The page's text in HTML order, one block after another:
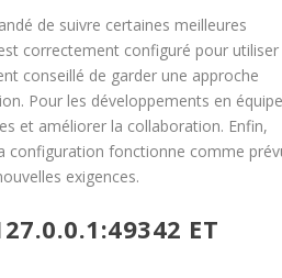
de suivre certaines meilleures
correctement configuré pour utiliser
conseillé de garder une approche
Pour les développements en
et améliorer la collaboration. Enfin,
configuration fonctionne comme
exigences.
ET